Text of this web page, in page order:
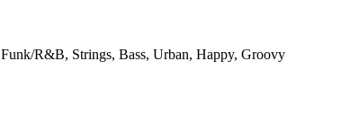
Funk/R&B, Strings, Bass, Urban, Happy, Groovy